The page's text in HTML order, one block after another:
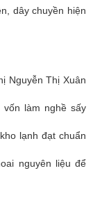
dây chuyền hiện
Nguyễn Thị Xuân
làm nghề sấy
lạnh đạt chuẩn
nguyên liệu để